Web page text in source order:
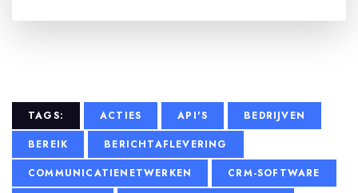
TAGS: ACTIES API'S
BEDRIJVEN
BEREIK
BERICHTAFLEVERING
COMMUNICATIENETWERKEN
CRM-SOFTWARE